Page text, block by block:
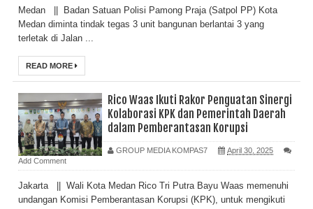
Medan || Badan Satuan Polisi Pamong Praja (Satpol PP) Kota
Medan diminta tindak tegas 3 unit bangunan berlantai 3 yang
terletak di Jalan ...
READ MORE
Rico Waas Ikuti Rakor Penguatan Sinergi
Kolaborasi KPK dan Pemerintah Daerah
dalam Pemberantasan Korupsi
GROUP MEDIA KOMPAS7
April 30, 2025
Add Comment
Jakarta || Wali Kota Medan Rico Tri Putra Bayu Waas memenuhi
undangan Komisi Pemberantasan Korupsi (KPK), untuk mengikuti